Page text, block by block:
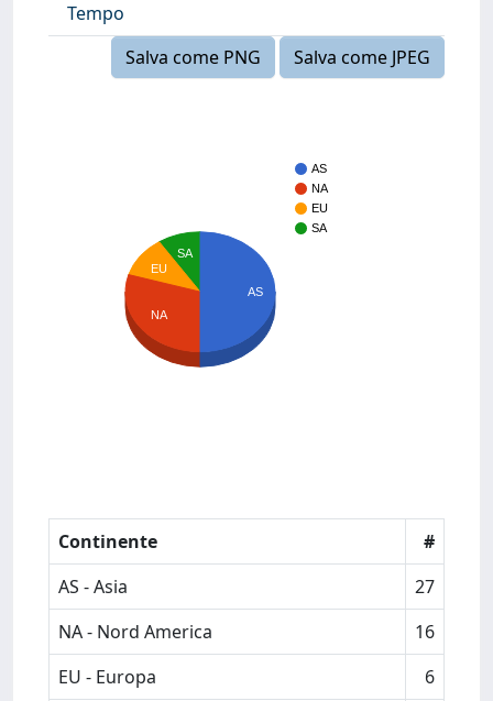
Tempo
Salva come PNG
Salva come JPEG
AS
NA
EU
SA
SA
EU
NA
AS
Continente
#
AS - Asia
27
NA - Nord America
16
EU - Europa
6